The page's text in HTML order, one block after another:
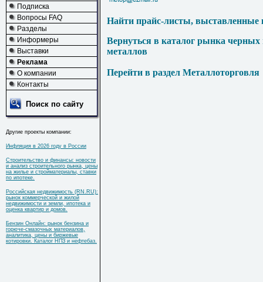
Подписка
Вопросы FAQ
Разделы
Информеры
Выставки
Реклама
О компании
Контакты
Поиск по сайту
Другие проекты компании:
Инфляция в 2026 году в России
Строительство и финансы: новости
и анализ строительного рынка, цены
на жилье и стройматериалы, ставки
по ипотеке.
Российская недвижимость (RN.RU):
рынок коммерческой и жилой
недвижимости и земли, ипотека и
оценка квартир и домов.
Бензин Онлайн: рынок бензина и
горюче-смазочных материалов,
аналитика, цены и биржевые
котировки. Каталог НПЗ и нефтебаз.
Найти прайс-листы, выставленные
Вернуться в каталог рынка
металлов
Перейти в раздел Металлоторговля